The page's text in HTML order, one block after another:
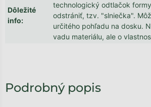
Dôležité
info:
technologický odtlačok
odstrániť, tzv. "slniečka".
určitého pohľadu na dosku.
vadu materiálu, ale o
Podrobný popis